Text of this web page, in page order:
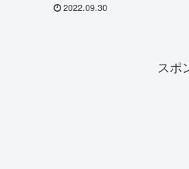
み出した、まさに自然
2022.09.30
スポ